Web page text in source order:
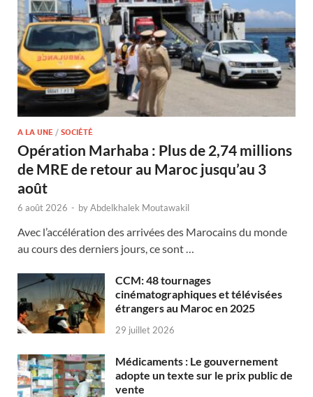
A LA UNE / SOCIÉTÉ
Opération Marhaba : Plus de 2,74 millions
de MRE de retour au Maroc jusqu’au 3
août
6 août 2026 - byAbdelkhalek Moutawakil
Avec l’accélération des arrivées des Marocains du monde
au cours des derniers jours, ce sont …
CCM: 48 tournages
cinématographiques et télévisées
étrangers au Maroc en 2025
29 juillet 2026
Médicaments : Le gouvernement
adopte un texte sur le prix public de
vente